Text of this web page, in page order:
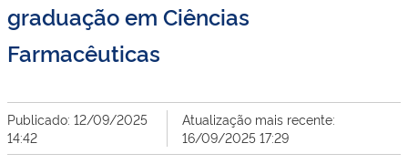
graduação em Ciências
Farmacêuticas
Publicado: 12/09/2025
14:42
Atualização mais recente:
16/09/2025 17:29